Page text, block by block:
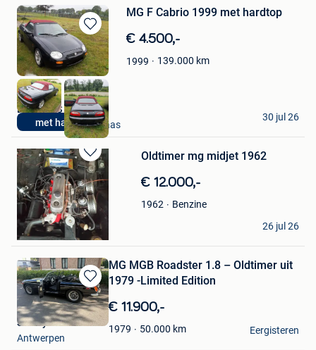
Bewaren
in
Mijn
Favorieten
met hardtop
MG F Cabrio 1999 met hardtop
€ 4.500,-
1999 139.000 km
D&F CARS
Mechelen-Aan-De-Maas
30 jul 26
Bewaren
in
Mijn
Favorieten
Oldtimer mg midjet 1962
€ 12.000,-
1962
Benzine
Patrick
Waanrode
26 jul 26
Bewaren
in
Mijn
Favorieten
MG MGB Roadster 1.8 – Oldtimer uit
1979 -Limited Edition
€ 11.900,-
1979 50.000 km
Sofi Byrne
Antwerpen
Eergisteren